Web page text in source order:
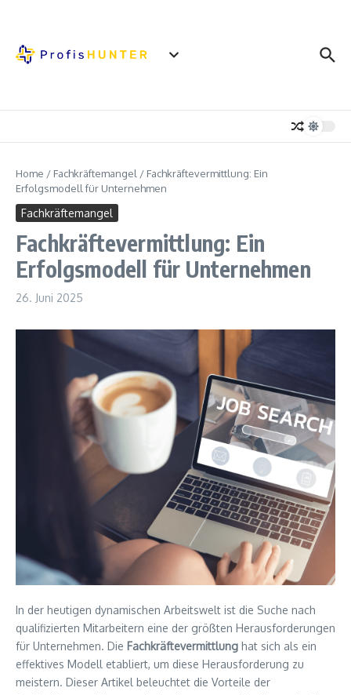
Home / Fachkräftemangel / Fachkräftevermittlung: Ein
Erfolgsmodell für Unternehmen
Fachkräftemangel
Fachkräftevermittlung: Ein
Erfolgsmodell für Unternehmen
26. Juni 2025
In der heutigen dynamischen Arbeitswelt ist die Suche nach
qualifizierten Mitarbeitern eine der größten Herausforderungen
für Unternehmen. Die Fachkräftevermittlung hat sich als ein
effektives Modell etabliert, um diese Herausforderung zu
meistern. Dieser Artikel beleuchtet die Vorteile der